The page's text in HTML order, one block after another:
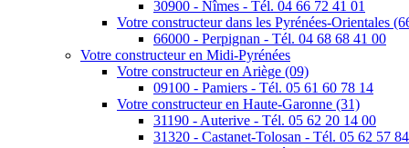
30900 - Nîmes - Tél. 04 66 72 41 01
Votre constructeur dans les Pyrénées-Orientales
66000 - Perpignan - Tél. 04 68 68 41 00
Votre constructeur en Midi-Pyrénées
Votre constructeur en Ariège (09)
09100 - Pamiers - Tél. 05 61 60 78 14
Votre constructeur en Haute-Garonne (31)
31190 - Auterive - Tél. 05 62 20 14 00
31320 - Castanet-Tolosan - Tél. 05 62 57